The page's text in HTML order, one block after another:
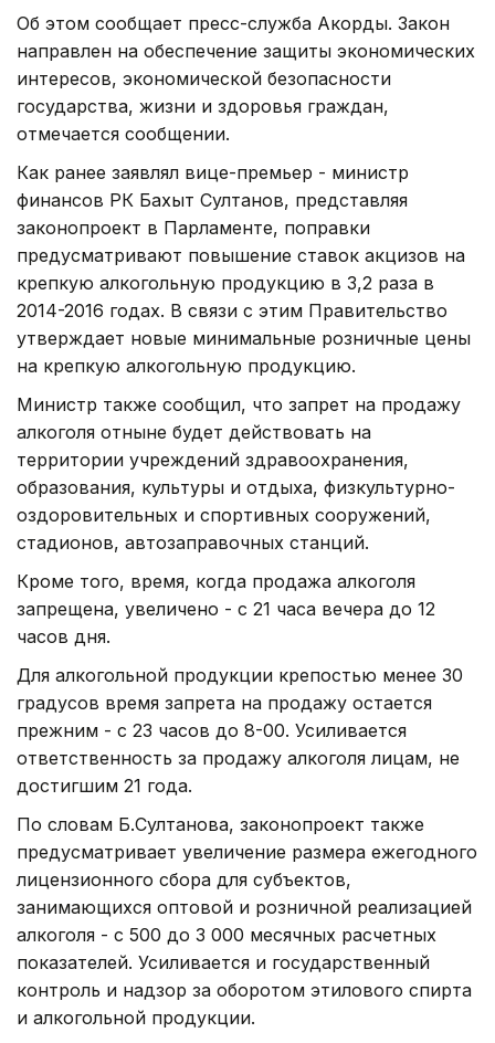
Об этом сообщает пресс-служба Акорды. Закон
направлен на обеспечение защиты экономических
интересов, экономической безопасности
государства, жизни и здоровья граждан,
отмечается сообщении.
Как ранее заявлял вице-премьер - министр
финансов РК Бахыт Султанов, представляя
законопроект в Парламенте, поправки
предусматривают повышение ставок акцизов на
крепкую алкогольную продукцию в 3,2 раза в
2014-2016 годах. В связи с этим Правительство
утверждает новые минимальные розничные цены
на крепкую алкогольную продукцию.
Министр также сообщил, что запрет на продажу
алкоголя отныне будет действовать на
территории учреждений здравоохранения,
образования, культуры и отдыха, физкультурно-
оздоровительных и спортивных сооружений,
стадионов, автозаправочных станций.
Кроме того, время, когда продажа алкоголя
запрещена, увеличено - с 21 часа вечера до 12
часов дня.
Для алкогольной продукции крепостью менее 30
градусов время запрета на продажу остается
прежним - с 23 часов до 8-00. Усиливается
ответственность за продажу алкоголя лицам, не
достигшим 21 года.
По словам Б.Султанова, законопроект также
предусматривает увеличение размера ежегодного
лицензионного сбора для субъектов,
занимающихся оптовой и розничной реализацией
алкоголя - с 500 до 3 000 месячных расчетных
показателей. Усиливается и государственный
контроль и надзор за оборотом этилового спирта
и алкогольной продукции.